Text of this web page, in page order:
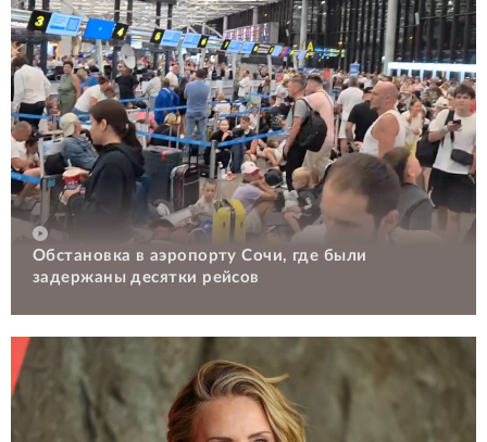
Обстановка в аэропорту Сочи, где были
задержаны десятки рейсов